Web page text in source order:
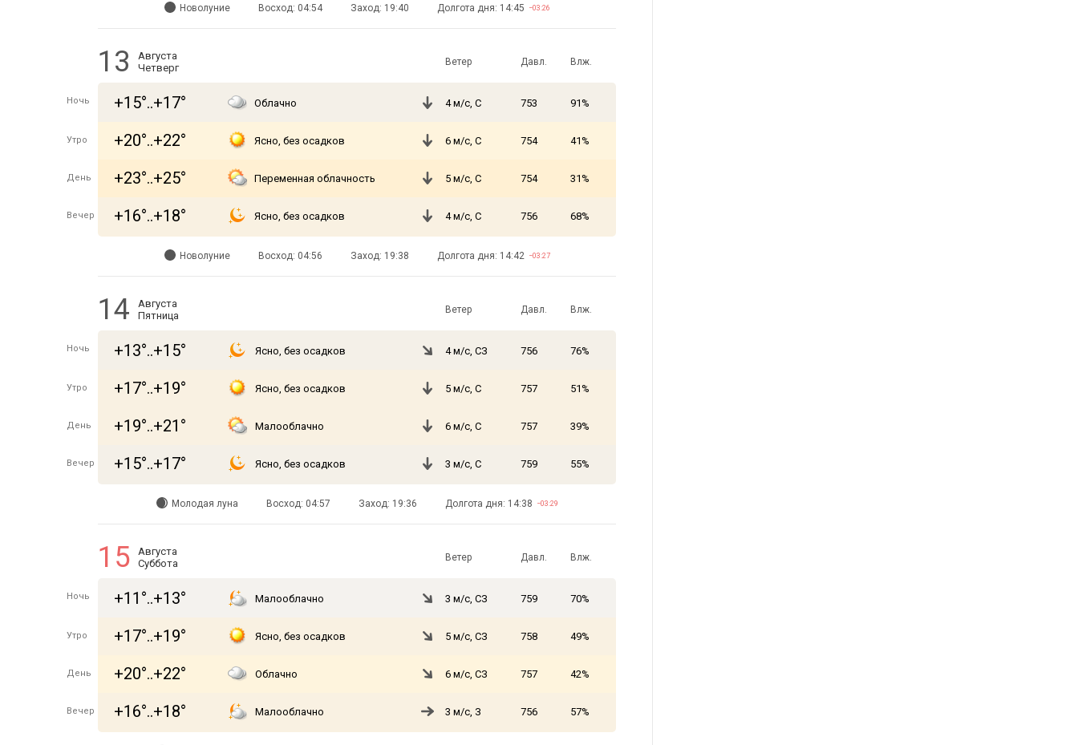
Новолуние Восход: 04:54 Заход: 19:40 Долгота дня: 14:45 −03:26
13
Августа
Четверг
Ветер Давл. Влж.
Ночь +15°..+17° Облачно 4 м/с, С 753 91%
Утро +20°..+22° Ясно, без осадков 6 м/с, С 754 41%
День +23°..+25° Переменная облачность 5 м/с, С 754 31%
Вечер +16°..+18° Ясно, без осадков 4 м/с, С 756 68%
Новолуние Восход: 04:56 Заход: 19:38 Долгота дня: 14:42 −03:27
14
Августа
Пятница
Ветер Давл. Влж.
Ночь +13°..+15° Ясно, без осадков 4 м/с, СЗ 756 76%
Утро +17°..+19° Ясно, без осадков 5 м/с, С 757 51%
День +19°..+21° Малооблачно 6 м/с, С 757 39%
Вечер +15°..+17° Ясно, без осадков 3 м/с, С 759 55%
Молодая луна Восход: 04:57 Заход: 19:36 Долгота дня: 14:38 −03:29
15
Августа
Суббота
Ветер Давл. Влж.
Ночь +11°..+13° Малооблачно 3 м/с, СЗ 759 70%
Утро +17°..+19° Ясно, без осадков 5 м/с, СЗ 758 49%
День +20°..+22° Облачно 6 м/с, СЗ 757 42%
Вечер +16°..+18° Малооблачно 3 м/с, З 756 57%